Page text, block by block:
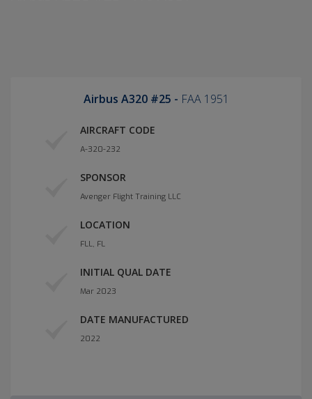
Airbus A320 #25 - FAA 1951
AIRCRAFT CODE
A-320-232
SPONSOR
Avenger Flight Training LLC
LOCATION
FLL, FL
INITIAL QUAL DATE
Mar 2023
DATE MANUFACTURED
2022